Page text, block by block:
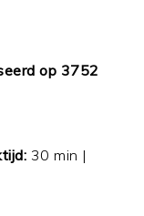
op 3752
30 min |